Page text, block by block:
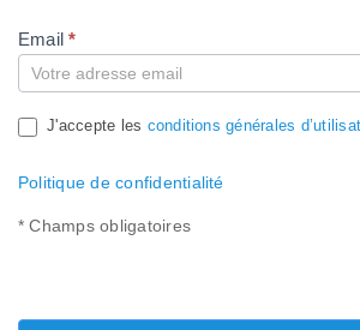
Compte
Email*
J'accepte les conditions générales
Politique de confidentialité
* Champs obligatoires